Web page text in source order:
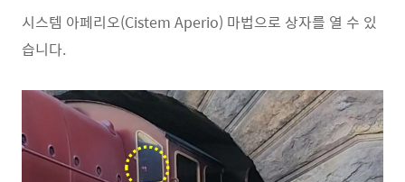
시스템 아페리오(Cistem Aperio) 마법으로 상자를 열 수 있
습니다.